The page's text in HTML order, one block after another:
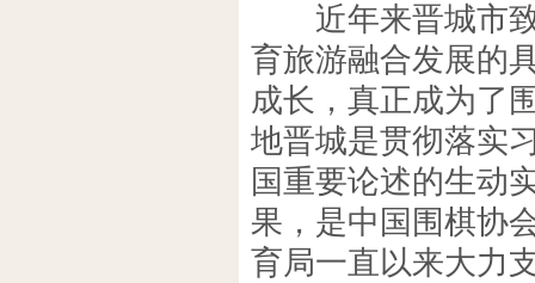
近年来晋城市致
育旅游融合发展的
成长，真正成为了
地晋城是贯彻落实
国重要论述的生动
果，是中国围棋协
育局一直以来大力